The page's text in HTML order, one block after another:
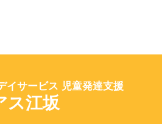
イサービス 児童発達支援
ス江坂